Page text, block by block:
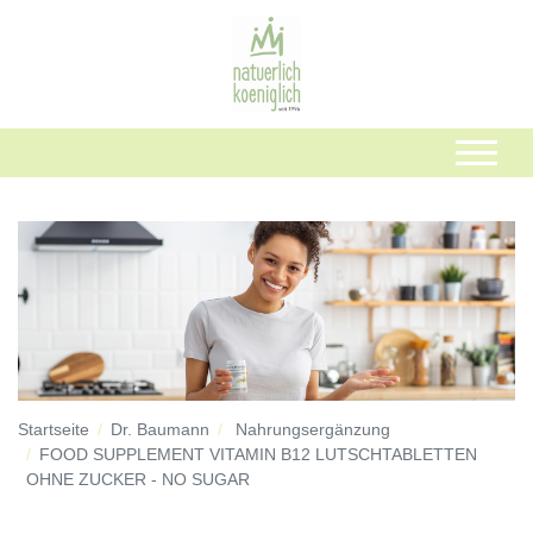
Startseite Dr. Baumann
Nahrungsergänzung
FOOD SUPPLEMENT VITAMIN B12 LUTSCHTABLETTEN
OHNE ZUCKER - NO SUGAR